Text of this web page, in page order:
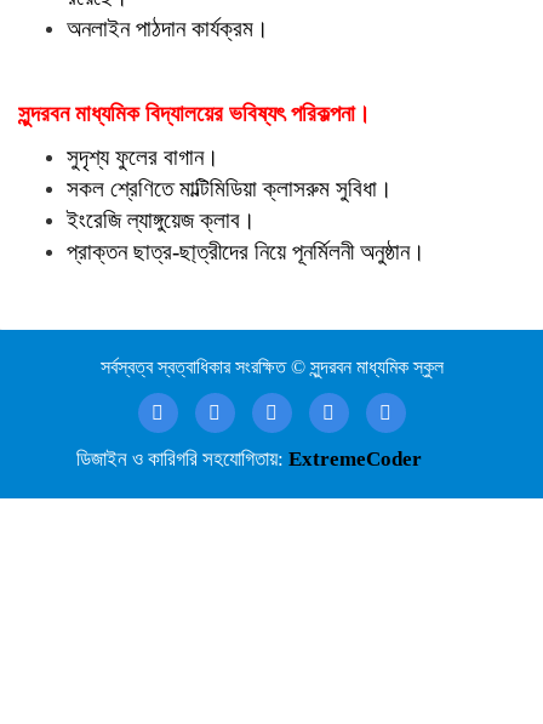
অনলাইন পাঠদান কার্যক্রম।
সুন্দরবন মাধ্যমিক বিদ্যালয়ের ভবিষ্যৎ পরিকল্পনা।
সুদৃশ্য ফুলের বাগান।
সকল শ্রেণিতে মাল্টিমিডিয়া ক্লাসরুম সুবিধা।
ইংরেজি ল্যাঙ্গুয়েজ ক্লাব।
প্রাক্তন ছাত্র-ছা্ত্রীদের নিয়ে পূনর্মিলনী অনুষ্ঠান।
সর্বস্বত্ব স্বত্বাধিকার সংরক্ষিত © সুন্দরবন মাধ্যমিক স্কুল
ডিজাইন ও কারিগরি সহযোগিতায়: ExtremeCoder